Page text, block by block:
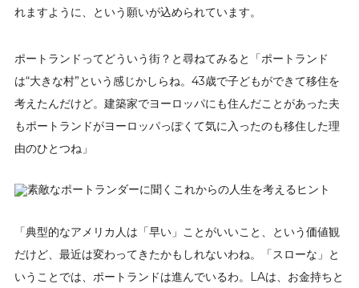
れますように、という願いが込められています。
ポートランドってどういう街？と尋ねてみると「ポートランド
は“大きな村”という感じかしらね。43歳で子どもができて移住を
考えたんだけど。建築家でヨーロッパにも住んだことがあった夫
もポートランドがヨーロッパっぽくて気に入ったのも移住した理
由のひとつね」
「典型的なアメリカ人は「早い」ことがいいこと、という価値観
だけど、最近は変わってきたかもしれないわね。「スローな」と
いうことでは、ポートランドは進んでいるわ。LAは、お金持ちと